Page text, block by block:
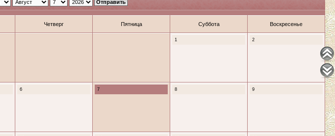
Четверг Пятница Суббота Воскресенье
1 2
6 7 8 9